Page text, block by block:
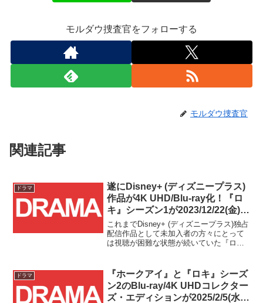
モルダウ捜査官をフォローする
モルダウ捜査官
関連記事
ドラマ
遂にDisney+ (ディズニープラス)
作品が4K UHD/Blu-ray化！『ロ
キ』シーズン1が2023/12/22(金)発
売！！恒例のAmazon限定版
も！！！
これまでDisney+ (ディズニープラス)独占
配信作品として未加入者の方々にとって
は視聴が困難な状態が続いていた『ロ
ドラマ
『ホークアイ』と『ロキ』シーズ
ン2のBlu-ray/4K UHDコレクター
ズ・エディションが2025/2/5(水)